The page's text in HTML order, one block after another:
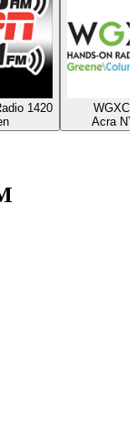
1420
WGXC
Acra